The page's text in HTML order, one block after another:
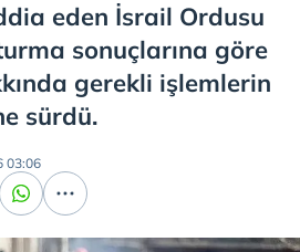
eden İsrail Ordusu
sonuçlarına göre
gerekli işlemlerin
sürdü.
03:06